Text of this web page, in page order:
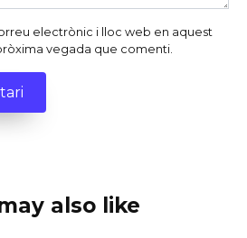
electrònic i lloc web en aquest
vegada que comenti.
also like